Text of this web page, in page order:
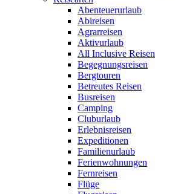
Abenteuerurlaub
Abireisen
Agrarreisen
Aktivurlaub
All Inclusive Reisen
Begegnungsreisen
Bergtouren
Betreutes Reisen
Busreisen
Camping
Cluburlaub
Erlebnisreisen
Expeditionen
Familienurlaub
Ferienwohnungen
Fernreisen
Flüge